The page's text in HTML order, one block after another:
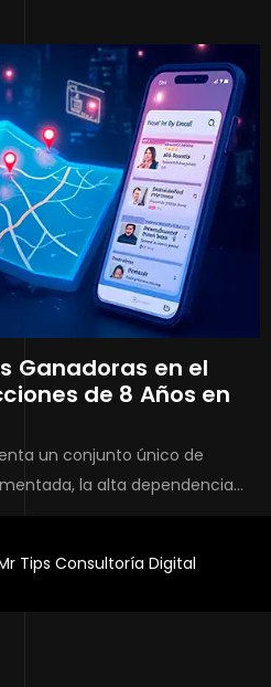
Ganadoras en el
de 8 Años en
un conjunto único de
la alta dependencia…
Tips Consultoría Digital